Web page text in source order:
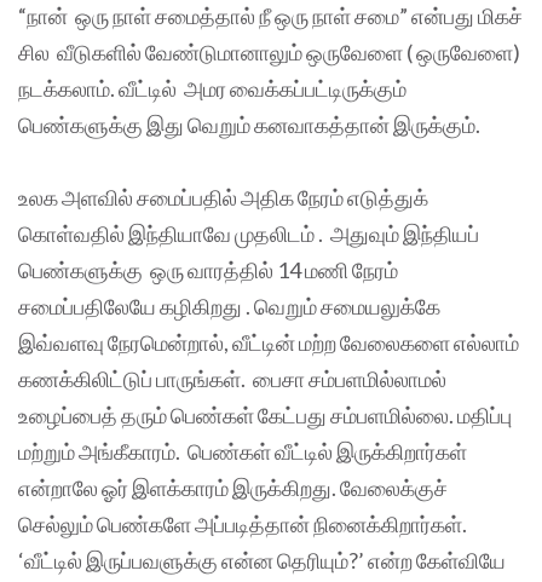
“நான் ஒரு நாள் சமைத்தால் நீ ஒரு நாள் சமை” என்பது மிகச்
சில வீடுகளில் வேண்டுமானாலும் ஒருவேளை ( ஒருவேளை)
நடக்கலாம். வீட்டில் அமர வைக்கப்பட்டிருக்கும்
பெண்களுக்கு இது வெறும் கனவாகத்தான் இருக்கும்.
உலக அளவில் சமைப்பதில் அதிக நேரம் எடுத்துக்
கொள்வதில் இந்தியாவே முதலிடம் . அதுவும் இந்தியப்
பெண்களுக்கு ஒரு வாரத்தில் 14 மணி நேரம்
சமைப்பதிலேயே கழிகிறது . வெறும் சமையலுக்கே
இவ்வளவு நேரமென்றால், வீட்டின் மற்ற வேலைகளை எல்லாம்
கணக்கிலிட்டுப் பாருங்கள். பைசா சம்பளமில்லாமல்
உழைப்பைத் தரும் பெண்கள் கேட்பது சம்பளமில்லை. மதிப்பு
மற்றும் அங்கீகாரம். பெண்கள் வீட்டில் இருக்கிறார்கள்
என்றாலே ஓர் இளக்காரம் இருக்கிறது. வேலைக்குச்
செல்லும் பெண்களே அப்படித்தான் நினைக்கிறார்கள்.
‘வீட்டில் இருப்பவளுக்கு என்ன தெரியும்?’ என்ற கேள்வியே